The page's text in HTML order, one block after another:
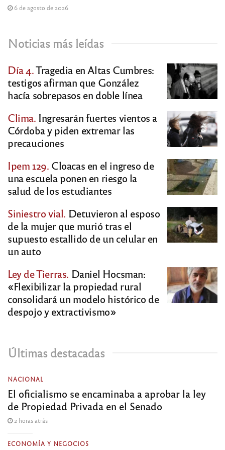
6 de agosto de 2026
Noticias más leídas
Día 4.Tragedia en Altas Cumbres:
testigos afirman que González
hacía sobrepasos en doble línea
Clima. Ingresarán fuertes vientos a
Córdoba y piden extremar las
precauciones
Ipem 129. Cloacas en el ingreso de
una escuela ponen en riesgo la
salud de los estudiantes
Siniestro vial. Detuvieron al esposo
de la mujer que murió tras el
supuesto estallido de un celular en
un auto
Ley de Tierras. Daniel Hocsman:
«Flexibilizar la propiedad rural
consolidará un modelo histórico de
despojo y extractivismo»
Últimas destacadas
NACIONAL
El oficialismo se encaminaba a aprobar la ley
de Propiedad Privada en el Senado
2 horas atrás
ECONOMÍA Y NEGOCIOS